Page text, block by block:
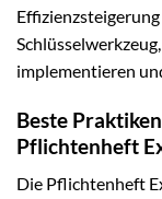
implementieren
Beste
Pflichtenheft
Die Pflichtenheft